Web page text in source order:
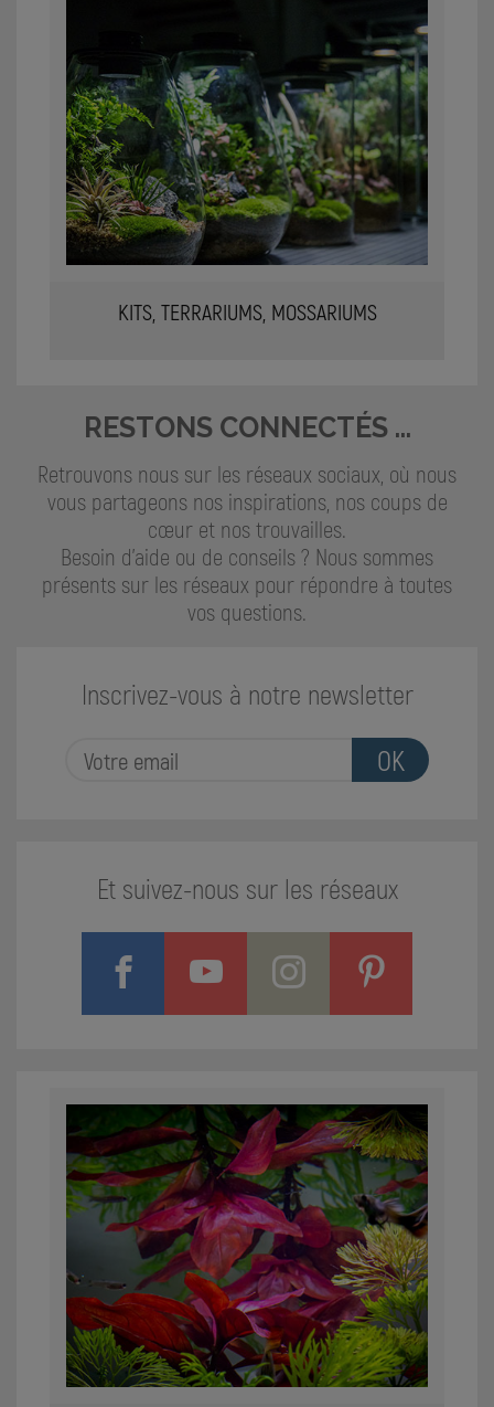
KITS, TERRARIUMS, MOSSARIUMS
RESTONS CONNECTÉS ...
Retrouvons nous sur les réseaux sociaux, où nous
vous partageons nos inspirations, nos coups de
cœur et nos trouvailles.
Besoin d'aide ou de conseils ? Nous sommes
présents sur les réseaux pour répondre à toutes
vos questions.
Inscrivez-vous à notre newsletter
OK
Et suivez-nous sur les réseaux